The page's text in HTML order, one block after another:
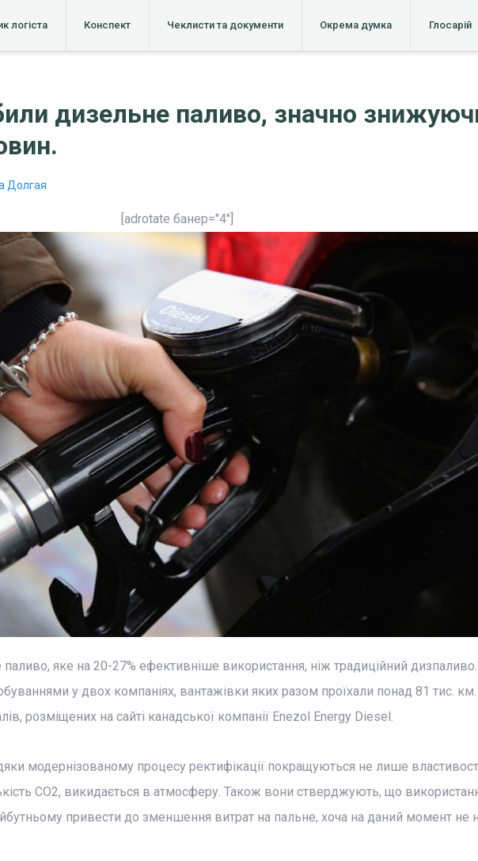
логіста Конспект Чеклисти та документи Окрема думка Глосарій
дизельне паливо, значно
Долгая
[adrotate банер="4"]
яке на 20-27% ефективніше використання, ніж традиційний дизпаливо.
у двох компаніях, вантажівки яких разом проїхали понад 81 тис.
розміщених на сайті канадської компанії Enezol Energy Diesel.
модернізованому процесу ректифікації покращуються не лише
CO2, викидається в атмосферу. Також вони стверджують, що
привести до зменшення витрат на пальне, хоча на даний момент не